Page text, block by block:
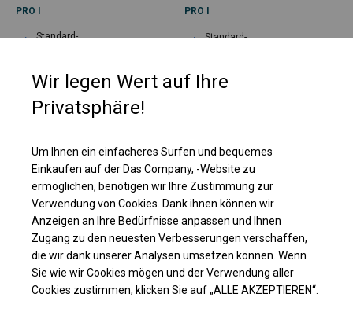
PRO I
Standard-
Vielseitigkeit
Kostenloser Versand
344,00€
ab334,00 €
PRO I
Standard-
Kostenloser Versand
ab399,00
4x6m Seite 2m 4x4m Seite 2m
Wir legen Wert auf Ihre
Privatsphäre!
Um Ihnen ein einfacheres Surfen und bequemes
Einkaufen auf der Das Company, -Website zu
ermöglichen, benötigen wir Ihre Zustimmung zur
Verwendung von Cookies. Dank ihnen können wir
Anzeigen an Ihre Bedürfnisse anpassen und Ihnen
Zugang zu den neuesten Verbesserungen verschaffen,
die wir dank unserer Analysen umsetzen können. Wenn
Sie wie wir Cookies mögen und der Verwendung aller
Cookies zustimmen, klicken Sie auf „ALLE AKZEPTIEREN“.